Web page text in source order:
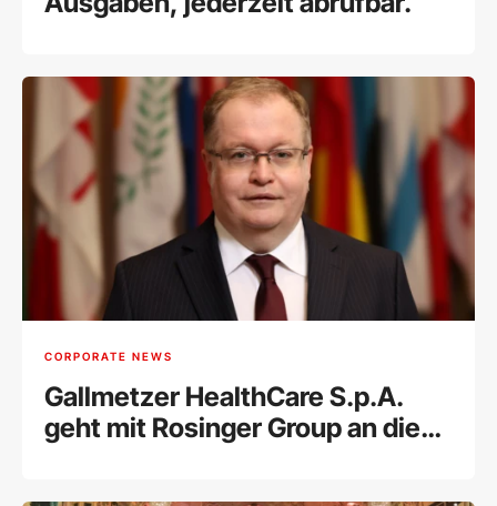
CORPORATE NEWS
Gallmetzer HealthCare S.p.A.
geht mit Rosinger Group an die